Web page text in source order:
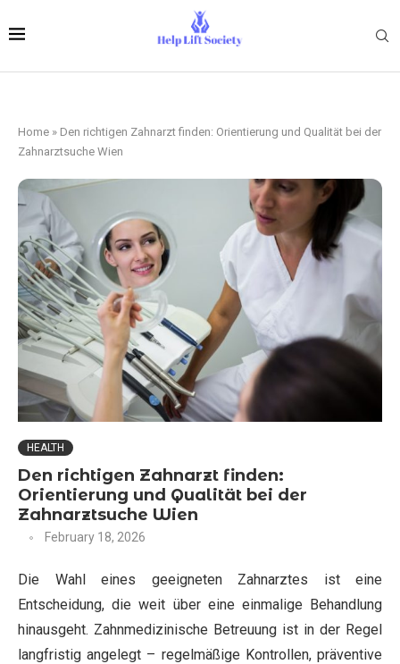
Home » Den richtigen Zahnarzt finden: Orientierung und Qualität bei der
Zahnarztsuche Wien
HEALTH
Den richtigen Zahnarzt finden:
Orientierung und Qualität bei der
Zahnarztsuche Wien
February 18, 2026
Die Wahl eines geeigneten Zahnarztes ist eine
Entscheidung, die weit über eine einmalige Behandlung
hinausgeht. Zahnmedizinische Betreuung ist in der Regel
langfristig angelegt – regelmäßige Kontrollen, präventive